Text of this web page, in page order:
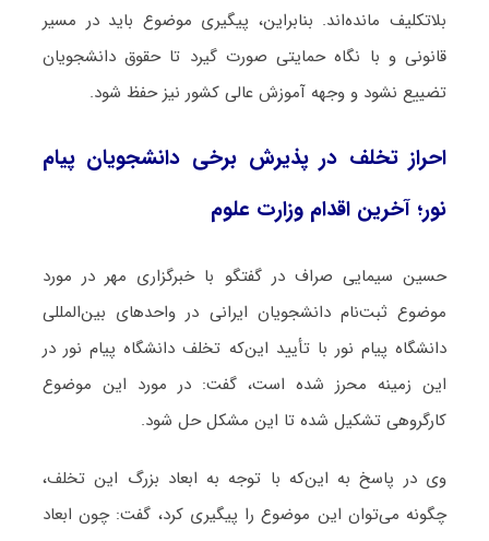
بلاتکلیف مانده‌اند. بنابراین، پیگیری موضوع باید در مسیر
قانونی و با نگاه حمایتی صورت گیرد تا حقوق دانشجویان
تضییع نشود و وجهه آموزش عالی کشور نیز حفظ شود.
احراز تخلف در پذیرش برخی دانشجویان پیام
نور؛ آخرین اقدام وزارت علوم
حسین سیمایی صراف در گفتگو با خبرگزاری مهر در مورد
موضوع ثبت‌نام دانشجویان ایرانی در واحدهای بین‌المللی
دانشگاه پیام نور با تأیید این‌که تخلف دانشگاه پیام نور در
این زمینه محرز شده است، گفت: در مورد این موضوع
کارگروهی تشکیل شده تا این مشکل حل شود.
وی در پاسخ به این‌که با توجه به ابعاد بزرگ این تخلف،
چگونه می‌توان این موضوع را پیگیری کرد، گفت: چون ابعاد